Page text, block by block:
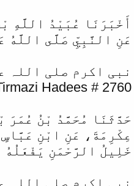
أَخْبَرَنَا عُبَيْدُ اللَّهِ
‏‏‏‏‏‏عَنِ النَّبِيِّ صَلَّى اللَّهُ
نبی اکرم صلی اللہ
Hadees # 2760
حَدَّثَنَا مُحَمَّدُ بْنُ عُمَرَ
عِكْرِمَةَ، عَنِ ابْنِ
خَلِيلُ الرَّحْمَنِ يَفْعَلُهُ
نبی اکرم صلی اللہ